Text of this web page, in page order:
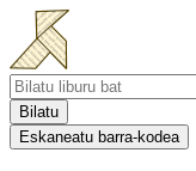
Bilatu
Eskaneatu barra-kodea